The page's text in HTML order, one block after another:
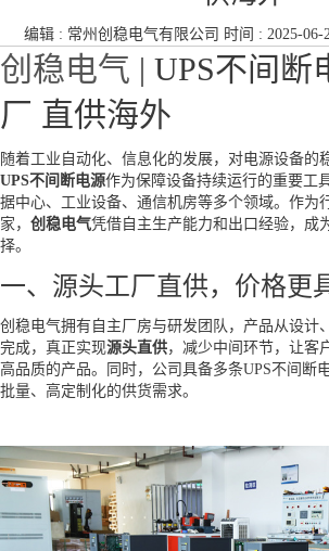
编辑 : 常州创稳电气有限公司 时间 : 2025-06-
创稳电气 | UPS不间断
厂 直供海外
随着工业自动化、信息化的发展，对电源设备的
UPS不间断电源作为保障设备持续运行的重要工
据中心、工业设备、通信机房等多个领域。作为
家， 创稳电气凭借自主生产能力和出口经验，成
择。
一、源头工厂直供，价格更
创稳电气拥有自主厂房与研发团队，产品从设计
完成，真正实现源头直供，减少中间环节，让客
高品质的产品。同时，公司具备多条UPS不间断
批量、高定制化的供货需求。